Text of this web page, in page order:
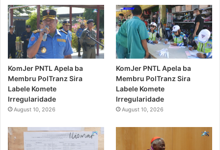
KomJer PNTL Apela ba
Membru PolTranz Sira
Labele Komete
Irregularidade
August 10, 2026
KomJer PNTL Apela ba
Membru PolTranz Sira
Labele Komete
Irregularidade
August 10, 2026